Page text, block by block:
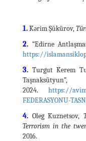
1.Kərim Şükürov,
2. “Edirne
https://
3. Turgut Kerem
2024. https://
FEDERASYONU-
4. Oleg Kuznetsov,
Terrorism in the
2016.